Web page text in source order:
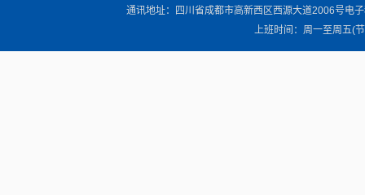
通讯地址：四川省成都市高新西区西源大道2006号电
上班时间：周一至周五(